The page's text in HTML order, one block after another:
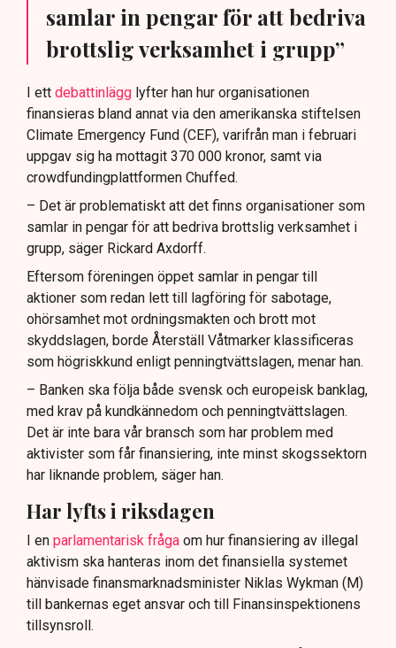
samlar in pengar för att bedriva
brottslig verksamhet i grupp”
I ett debattinlägg lyfter han hur organisationen
finansieras bland annat via den amerikanska stiftelsen
Climate Emergency Fund (CEF), varifrån man i februari
uppgav sig ha mottagit 370 000 kronor, samt via
crowdfundingplattformen Chuffed.
– Det är problematiskt att det finns organisationer som
samlar in pengar för att bedriva brottslig verksamhet i
grupp, säger Rickard Axdorff.
Eftersom föreningen öppet samlar in pengar till
aktioner som redan lett till lagföring för sabotage,
ohörsamhet mot ordningsmakten och brott mot
skyddslagen, borde Återställ Våtmarker klassificeras
som högriskkund enligt penningtvättslagen, menar han.
– Banken ska följa både svensk och europeisk banklag,
med krav på kundkännedom och penningtvättslagen.
Det är inte bara vår bransch som har problem med
aktivister som får finansiering, inte minst skogssektorn
har liknande problem, säger han.
Har lyfts i riksdagen
I en parlamentarisk fråga om hur finansiering av illegal
aktivism ska hanteras inom det finansiella systemet
hänvisade finansmarknadsminister Niklas Wykman (M)
till bankernas eget ansvar och till Finansinspektionens
tillsynsroll.